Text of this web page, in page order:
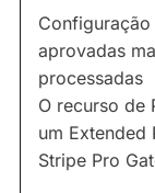
aprovadas
processadas
O recurso de
um Extended
Stripe Pro